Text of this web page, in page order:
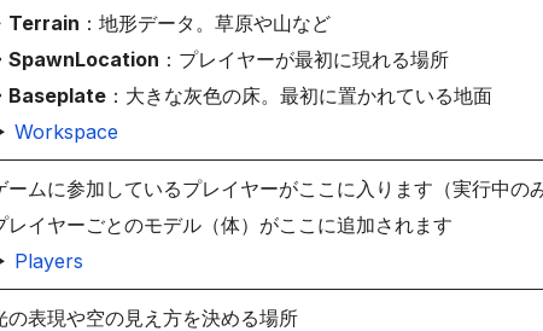
Terrain ：地形データ。草原や山など
SpawnLocation ：プレイヤーが最初に現れる場所
Baseplate ：大きな灰色の床。最初に置かれている地面
Workspace
ームに参加しているプレイヤーがここに入ります（実行中の
レイヤーごとのモデル（体）がここに追加されます
Players
の表現や空の見え方を決める場所